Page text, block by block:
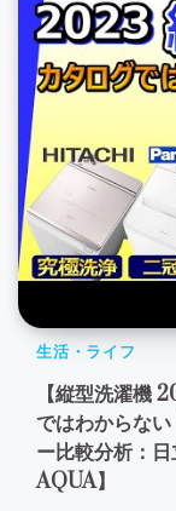
生活・ライフ
【縦型洗濯機
ではわからな
ー比較分析：日
AQUA】